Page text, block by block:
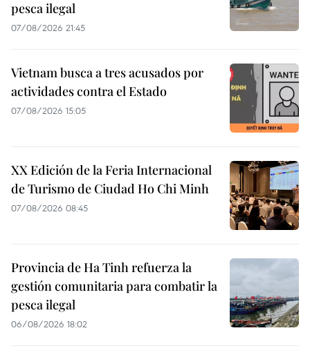
pesca ilegal
07/08/2026 21:45
Vietnam busca a tres acusados por
actividades contra el Estado
07/08/2026 15:05
XX Edición de la Feria Internacional
de Turismo de Ciudad Ho Chi Minh
07/08/2026 08:45
Provincia de Ha Tinh refuerza la
gestión comunitaria para combatir la
pesca ilegal
06/08/2026 18:02